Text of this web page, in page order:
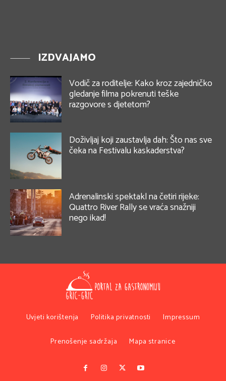
IZDVAJAMO
Vodič za roditelje: Kako kroz zajedničko
gledanje filma pokrenuti teške
razgovore s djetetom?
Doživljaj koji zaustavlja dah: Što nas sve
čeka na Festivalu kaskaderstva?
Adrenalinski spektakl na četiri rijeke:
Quattro River Rally se vraća snažniji
nego ikad!
Uvjeti korištenja Politika privatnosti Impressum
Prenošenje sadržaja Mapa stranice